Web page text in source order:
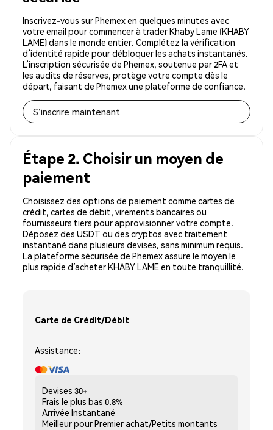
Inscrivez-vous sur Phemex en quelques minutes avec
votre email pour commencer à trader Khaby Lame (KHABY
LAME) dans le monde entier. Complétez la vérification
d’identité rapide pour débloquer les achats instantanés.
L’inscription sécurisée de Phemex, soutenue par 2FA et
les audits de réserves, protège votre compte dès le
départ, faisant de Phemex une plateforme de confiance.
S'inscrire maintenant
Étape 2. Choisir un moyen de
paiement
Choisissez des options de paiement comme cartes de
crédit, cartes de débit, virements bancaires ou
fournisseurs tiers pour approvisionner votre compte.
Déposez des USDT ou des cryptos avec traitement
instantané dans plusieurs devises, sans minimum requis.
La plateforme sécurisée de Phemex assure le moyen le
plus rapide d’acheter KHABY LAME en toute tranquillité.
Carte de Crédit/Débit
Assistance:
Devises 30+
Frais le plus bas 0.8%
Arrivée Instantané
Meilleur pourPremier achat/Petits montants